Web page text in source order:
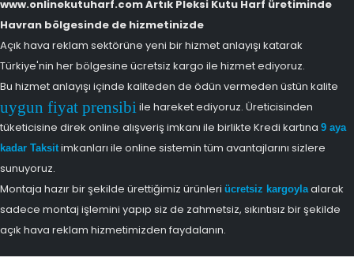
www.onlinekutuharf.com Artık Pleksi Kutu Harf üretiminde
Havran bölgesinde de hizmetinizde
Açık hava reklam sektörüne yeni bir hizmet anlayışı katarak
Türkiye'nin her bölgesine ücretsiz kargo ile hizmet ediyoruz.
Bu hizmet anlayışı içinde kaliteden de ödün vermeden üstün kalite
uygun fiyat prensibi ile hareket ediyoruz. Üreticisinden
tüketicisine direk online alışveriş imkanı ile birlikte Kredi kartına 9 aya
kadar Taksitimkanları ile online sistemin tüm avantajlarını sizlere
sunuyoruz.
Montaja hazır bir şekilde ürettiğimiz ürünleri ücretsiz kargoylaalarak
sadece montaj işlemini yapıp siz de zahmetsiz, sıkıntısız bir şekilde
açık hava reklam hizmetimizden faydalanın.